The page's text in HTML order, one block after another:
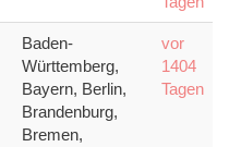
Baden-
Württemberg,
Bayern, Berlin,
Brandenburg,
Bremen,
vor
1404
Tagen